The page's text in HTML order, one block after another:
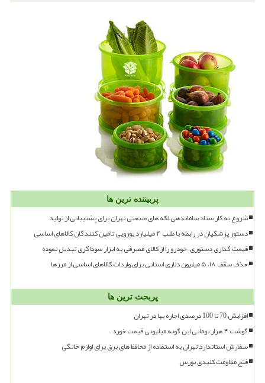
پربیننده ترین ها
شروع به کار ستاد ساماندهی لکه های صنعتی تهران برای پشتیبانی از تولید
دستور پزشکیان در رابطه با طلب ۴ میلیارد یورویی تامین کنندگان کالاهای اساسی
قیمت گذاری دستوری، خودرو را از کالای مصرفی به ابزار سوداگری تبدیل نموده
حذف سقف ۱۸، ۵ میلیون دلاری استانی برای واردات کالاهای اساسی از مرزها
پربحث ترین ها
افزایش 70 تا 100 درصدی اجاره بها در تهران
گوشت ۴ هزار تومانی این گونه میلیونی قیمت خورد
سفارش استاندارد تهران به استفاده از محافظ های برق برای لوازم خانگی
فتح مقاومت کلیدی بورس